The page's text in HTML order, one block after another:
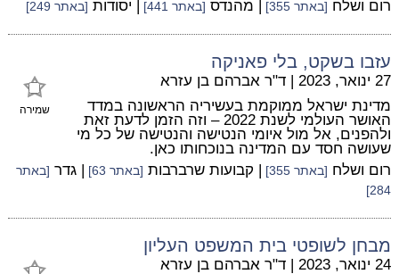
רום ושלח [באתר 355] | מהנדס [באתר 441] | יסודות [באתר 249]
עזבו בשקט, בלי פאניקה
שמירה
27 ינואר, 2023 | ד"ר אברהם בן עזרא
מדינת ישראל ממוקמת בעשיריה הראשונה במדד
האושר העולמי לשנת 2022 – וזה הזמן לדעת זאת
ולהפנים, אל מול איומי הנטישה והנטישה של כל מי
שעושה חסד עם המדינה בנוכחותו כאן.
רום ושלח [באתר 355] | קבועות שרברבות [באתר 63] | גדר [באתר
284]
מבחן לשופטי בית המשפט העליון
24 ינואר, 2023 | ד"ר אברהם בן עזרא